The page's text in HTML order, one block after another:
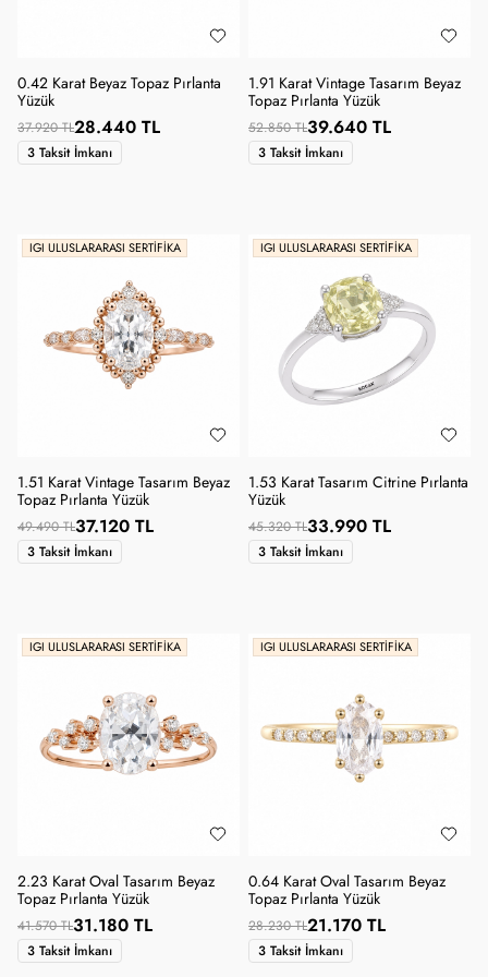
0.42 Karat Beyaz Topaz Pırlanta
Yüzük
37.920 TL28.440 TL
3 Taksit İmkanı
1.91 Karat Vintage Tasarım Beyaz
Topaz Pırlanta Yüzük
52.850 TL39.640 TL
3 Taksit İmkanı
IGI ULUSLARARASI SERTIFIKA
1.51 Karat Vintage Tasarım Beyaz
Topaz Pırlanta Yüzük
49.490 TL37.120 TL
3 Taksit İmkanı
IGI ULUSLARARASI SERTIFIKA
1.53 Karat Tasarım Citrine Pırlanta
Yüzük
45.320 TL33.990 TL
3 Taksit İmkanı
IGI ULUSLARARASI SERTIFIKA
2.23 Karat Oval Tasarım Beyaz
Topaz Pırlanta Yüzük
41.570 TL31.180 TL
3 Taksit İmkanı
IGI ULUSLARARASI SERTIFIKA
0.64 Karat Oval Tasarım Beyaz
Topaz Pırlanta Yüzük
28.230 TL21.170 TL
3 Taksit İmkanı